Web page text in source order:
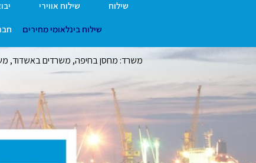
שילוח שילוח אווירי
שילוח בינלאומי מחירים
משרד: מחסן בחיפה, משרדים באשדוד,